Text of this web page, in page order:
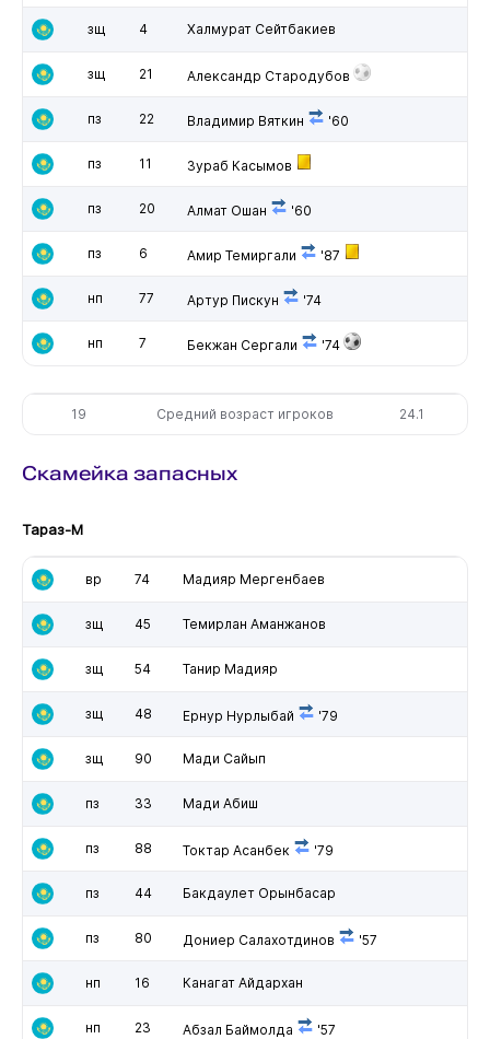
зщ 4 Халмурат Сейтбакиев
зщ 21 Александр Стародубов
пз 22 Владимир Вяткин '60
пз 11 Зураб Касымов
пз 20 Алмат Ошан '60
пз 6 Амир Темиргали '87
нп 77 Артур Пискун '74
нп 7 Бекжан Сергали '74
19 Средний возраст игроков 24.1
Скамейка запасных
Тараз-М
вр 74 Мадияр Мергенбаев
зщ 45 Темирлан Аманжанов
зщ 54 Танир Мадияр
зщ 48 Ернур Нурлыбай '79
зщ 90 Мади Сайып
пз 33 Мади Абиш
пз 88 Токтар Асанбек '79
пз 44 Бакдаулет Орынбасар
пз 80 Дониер Салахотдинов '57
нп 16 Канагат Айдархан
нп 23 Абзал Баймолда '57